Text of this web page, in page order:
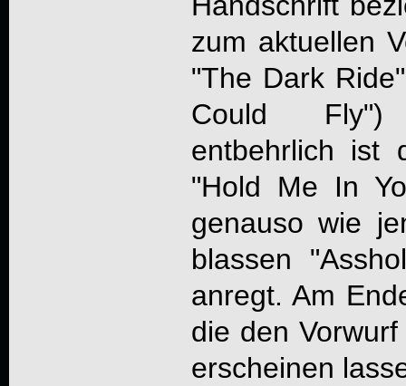
zum aktuellen
"The Dark
Could Fly")
entbehrlich ist
"Hold Me In
genauso wie
blassen
anregt. Am
die den
erscheinen